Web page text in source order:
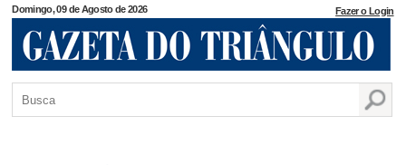
Domingo, 09 de Agosto de 2026 Fazer o Login